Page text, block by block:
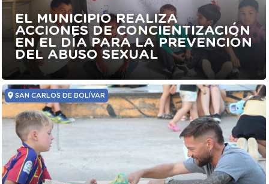
EL MUNICIPIO REALIZA
ACCIONES DE CONCIENTIZACIÓN
EN EL DÍA PARA LA PREVENCIÓN
DEL ABUSO SEXUAL
SAN CARLOS DE BOLÍVAR